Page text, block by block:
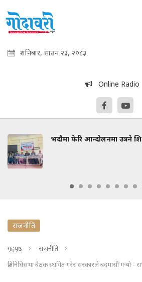
शनिबार, साउन २३, २०८३
Online Radio
भदौमा फेरि आन्दोलनमा उत्रने
राजनीति
गृहपृष्ठ
राजनीति
प्रतिनिधिसभा बैठक स्थगित गरेर सरकारले बदमासी गर्‍यो -